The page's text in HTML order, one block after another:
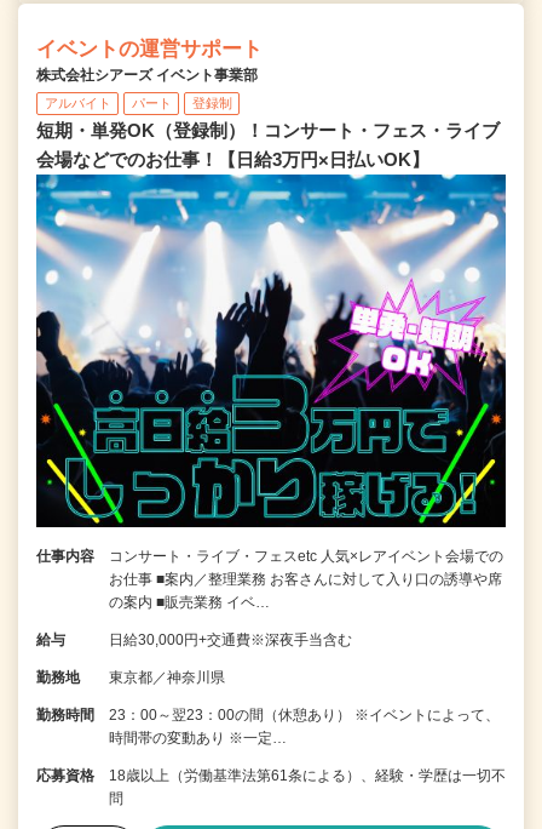
イベントの運営サポート
株式会社シアーズ イベント事業部
アルバイト パート 登録制
短期・単発OK（登録制）！コンサート・フェス・ライブ
会場などでのお仕事！【日給3万円×日払いOK】
仕事内容
コンサート・ライブ・フェスetc 人気×レアイベント会場での
お仕事 ■案内／整理業務 お客さんに対して入り口の誘導や席
の案内 ■販売業務 イベ…
給与 日給30,000円+交通費※深夜手当含む
勤務地 東京都／神奈川県
勤務時間
23：00～翌23：00の間（休憩あり） ※イベントによって、
時間帯の変動あり ※一定…
応募資格
18歳以上（労働基準法第61条による）、経験・学歴は一切不
問